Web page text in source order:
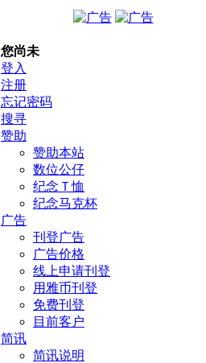
您尚未
登入
注册
忘记密码
搜寻
赞助
赞助本站
数位公仔
纪念Ｔ恤
纪念马克杯
广告
刊登广告
广告价格
线上申请刊登
用雅币刊登
免费刊登
目前客户
简讯
简讯说明